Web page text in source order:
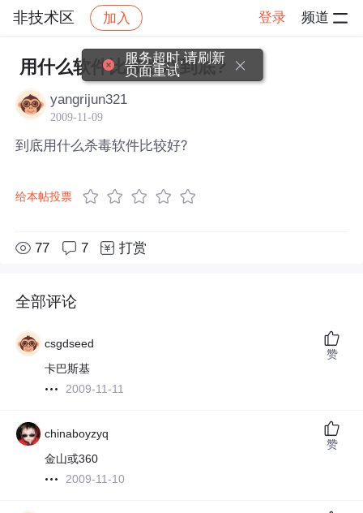
非技术区 加入 登录 频道
社区 非技术区 帖子详情
用什么软件比较好吖到底?
yangrijun321
2009-11-09
到底用什么杀毒软件比较好?
给本帖投票
77 7 打赏
全部评论
csgdseed
卡巴斯基
2009-11-11
赞
chinaboyzyq
金山或360
2009-11-10
赞
服务超时,请刷新
页面重试